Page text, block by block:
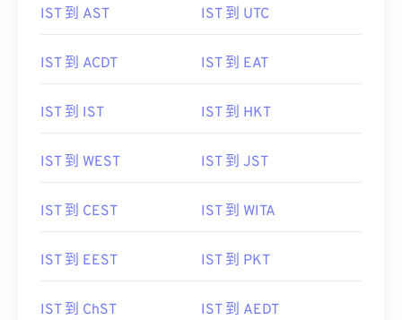
IST 到 AST IST 到 UTC
IST 到 ACDT IST 到 EAT
IST 到 IST IST 到 HKT
IST 到 WEST IST 到 JST
IST 到 CEST IST 到 WITA
IST 到 EEST IST 到 PKT
IST 到 ChST IST 到 AEDT